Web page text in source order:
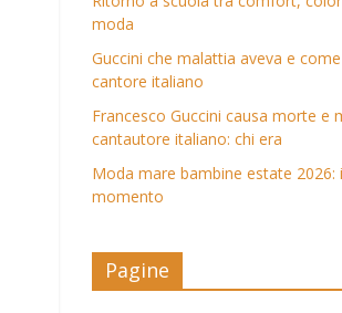
moda
Guccini che malattia aveva e
cantore italiano
Francesco Guccini causa morte e
cantautore italiano: chi era
Moda mare bambine estate 2026:
momento
Pagine